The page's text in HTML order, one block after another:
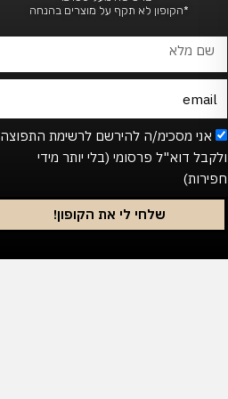
*הקופון לא תקף על מוצרים בהנחה
שם
Footer_newsletter
אני מסכימ/ה להירשם לרשימת התפוצה
ולקבל דוא"ל פרסומי (בלי יותר מידי
חפירות)
שלחי לי את הקופון!